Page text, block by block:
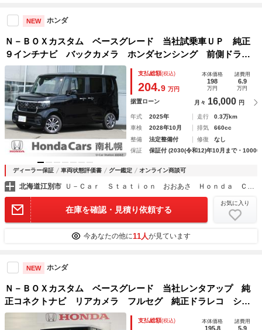
NEW ホンダ
Ｎ－ＢＯＸカスタム ベースグレード 当社試乗車ＵＰ 純正
９インチナビ バックカメラ ホンダセンシング 前側ドラレ
コ ＥＴＣ 両側ＰＳＤ フルセグ Ｂｌｕｅｔｏｏｔｈ Ｌ
ＥＤライト パーキングセンサー サイドエアバッグ 横滑り
防止機能
支払総額(税込)
204.9 万円
本体価格
198
万円
諸費用
6.9
万円
据置ローン 月々 16,000 円
年式 2025年 走行
0.3万km
車検
2028年10月 排気
660cc
整備
法定整備付 修復
なし
保証
保証付 (2030(令和12)年10月まで・
ディーラー保証 車両状態評価書 グー鑑定 オンライン商談可
北海道江別市 Ｕ－Ｃａｒ Ｓｔａｔｉｏｎ おおあさ Ｈｏｎｄａ Ｃａｒｓ 南札幌 ＳＷＣホンダ株式会社
在庫を確認・見積り依頼する
お気に入り
今あなたの他に11人が見ています
NEW ホンダ
Ｎ－ＢＯＸカスタム ベースグレード 当社レンタアップ 純
正コネクトナビ リアカメラ フルセグ 純正ドラレコ シー
トヒーター 左ＰＳＤ ＣＳＲＳ ＶＳＡ ナビＴＶ ハイビ
ームアシスト Ｂｌｕｅｔｏｏｔｈオーディオ スマートキ
支払総額(税込) 本体価格
195.8
諸費用
5.9